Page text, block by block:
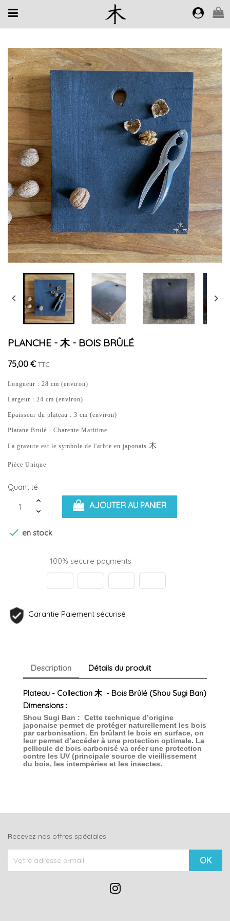
 
PLANCHE - 木 - BOIS BRÛLÉ
75,00 € TTC
Longueur : 28 cm (environ)
Largeur : 24 cm (environ)
Epaisseur du plateau : 3 cm (environ)
Platane Brulé - Charente Maritime
La gravure est le symbole de l'arbre en japonais 木
Pièce Unique
Quantité
AJOUTER AU PANIER
 en stock
100% secure payments
Garantie Paiement sécurisé
Description Détails du produit
Plateau - Collection 木 - Bois Brûlé (Shou Sugi Ban)
Dimensions :
Shou Sugi Ban : Cette technique d’origine
japonaise permet de protéger naturellement les bois
par carbonisation. En brûlant le bois en surface, on
leur permet d’accéder à une protection optimale. La
pellicule de bois carbonisé va créer une protection
contre les UV (principale source de vieillissement
du bois, les intempéries et les insectes.
Recevez nos offres spéciales